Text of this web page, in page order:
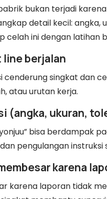
bukan terjadi
detail kecil: angka,
celah ini dengan latihan
berjalan
cenderung singkat dan
atau urutan kerja.
(angka, ukuran,
bisa berdampak
pengulangan instruksi
karena
karena laporan tidak